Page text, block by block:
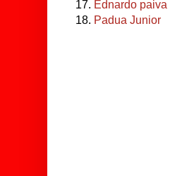
17. Ednardo paiva
18. Padua Junior